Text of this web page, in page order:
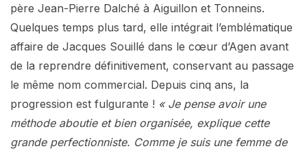
père Jean-Pierre Dalché à Aiguillon et Tonneins.
Quelques temps plus tard, elle intégrait l’emblématique
affaire de Jacques Souillé dans le cœur d’Agen avant
de la reprendre définitivement, conservant au passage
le même nom commercial. Depuis cinq ans, la
progression est fulgurante ! « Je pense avoir une
méthode aboutie et bien organisée, explique cette
grande perfectionniste. Comme je suis une femme de